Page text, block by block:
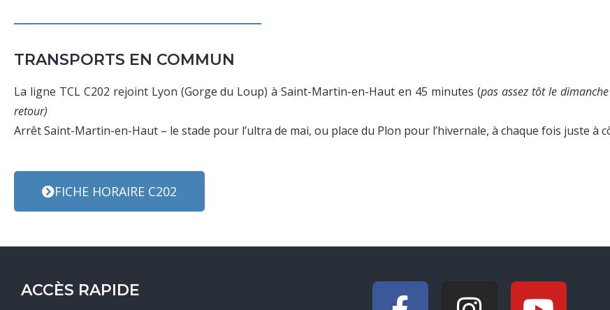
TRANSPORTS EN COMMUN
La ligne TCL C202 rejoint Lyon (Gorge du Loup) à Saint-Martin-en-Haut en 45 minutes (pas assez tôt le
retour)
Arrêt Saint-Martin-en-Haut – le stade pour l’ultra de mai, ou place du Plon pour l’hivernale, à chaque fois juste à
FICHE HORAIRE C202
ACCÈS RAPIDE